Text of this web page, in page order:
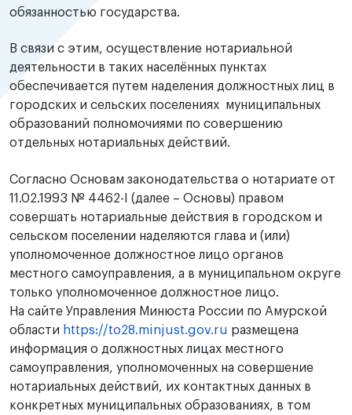
обязанностью государства.
В связи с этим, осуществление нотариальной
деятельности в таких населённых пунктах
обеспечивается путем наделения должностных лиц в
городских и сельских поселениях муниципальных
образований полномочиями по совершению
отдельных нотариальных действий.
Согласно Основам законодательства о нотариате от
11.02.1993 № 4462-I (далее – Основы) правом
совершать нотариальные действия в городском и
сельском поселении наделяются глава и (или)
уполномоченное должностное лицо органов
местного самоуправления, а в муниципальном округе
только уполномоченное должностное лицо.
На сайте Управления Минюста России по Амурской
области https://to28.minjust.gov.ru размещена
информация о должностных лицах местного
самоуправления, уполномоченных на совершение
нотариальных действий, их контактных данных в
конкретных муниципальных образованиях, в том